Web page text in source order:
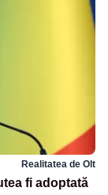
Realitatea de Olt
fi adoptată